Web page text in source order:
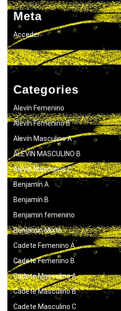
Meta
Acceder
Categories
Alevín Femenino
Alevín Femenino B
Alevín Masculino A
ALEVIN MASCULINO B
Alevín Masculino C
Benjamín A
Benjamín B
Benjamin femenino
Benjamín Mixto
Cadete Femenino A
Cadete Femenino B
Cadete Masculino A
Cadete Masculino B
Cadete Masculino C